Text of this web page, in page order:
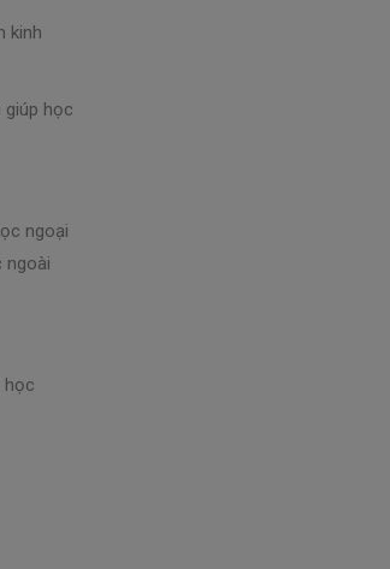
kinh
học
ngoại
ngoài
học